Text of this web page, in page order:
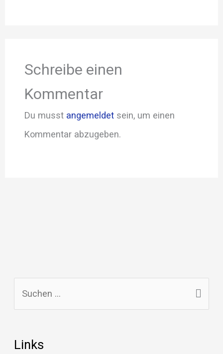
Schreibe einen
Kommentar
Du musst angemeldetsein, um einen
Kommentar abzugeben.
h
Links